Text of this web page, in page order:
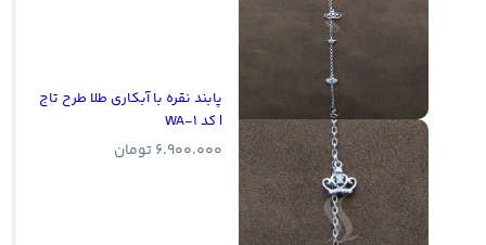
پابند نقره با آبکاری طلا طرح تاج
| کد WA-1
6.900.000 تومان